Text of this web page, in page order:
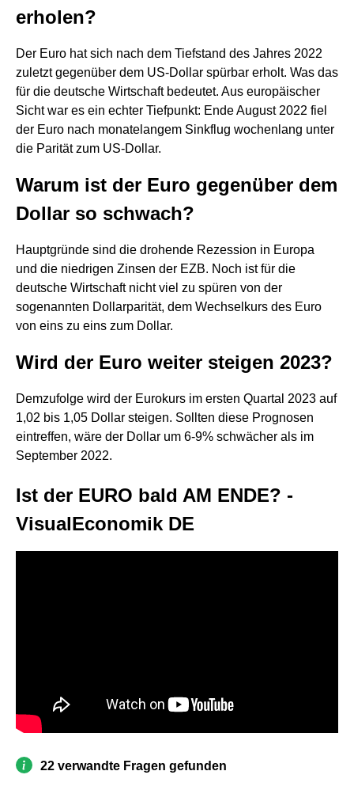
erholen?
Der Euro hat sich nach dem Tiefstand des Jahres 2022
zuletzt gegenüber dem US-​Dollar spürbar erholt. Was das
für die deutsche Wirtschaft bedeutet. Aus europäischer
Sicht war es ein echter Tiefpunkt: Ende August 2022 fiel
der Euro nach monatelangem Sinkflug wochenlang unter
die Parität zum US-​Dollar.
Warum ist der Euro gegenüber dem
Dollar so schwach?
Hauptgründe sind die drohende Rezession in Europa
und die niedrigen Zinsen der EZB. Noch ist für die
deutsche Wirtschaft nicht viel zu spüren von der
sogenannten Dollarparität, dem Wechselkurs des Euro
von eins zu eins zum Dollar.
Wird der Euro weiter steigen 2023?
Demzufolge wird der Eurokurs im ersten Quartal 2023 auf
1,02 bis 1,05 Dollar steigen. Sollten diese Prognosen
eintreffen, wäre der Dollar um 6-9% schwächer als im
September 2022.
Ist der EURO bald AM ENDE? -
VisualEconomik DE
22 verwandte Fragen gefunden